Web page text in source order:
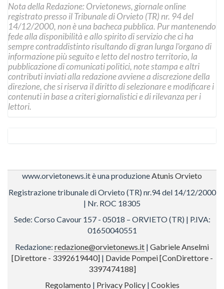
Nota della Redazione: Orvietonews, giornale online
registrato presso il Tribunale di Orvieto (TR) nr. 94 del
14/12/2000, non è una bacheca pubblica. Pur mantenendo
fede alla disponibilità e allo spirito di servizio che ci ha
sempre contraddistinto risultando di gran lunga l’organo di
informazione più seguito e letto del nostro territorio, la
pubblicazione di comunicati politici, note stampa e altri
contributi inviati alla redazione avviene a discrezione della
direzione, che si riserva il diritto di selezionare e modificare i
contenuti in base a criteri giornalistici e di rilevanza per i
lettori.
www.orvietonews.it è una produzioneAtunis Orvieto
Registrazione tribunale di Orvieto (TR) nr.94 del 14/12/2000
| Nr. ROC 18305
Sede: Corso Cavour 157 - 05018 – ORVIETO (TR) | P.IVA:
01650040551
Redazione: redazione@orvietonews.it | Gabriele Anselmi
[Direttore - 3392619440]| Davide Pompei [ConDirettore -
3397474188]
Regolamento | Privacy Policy| Cookies